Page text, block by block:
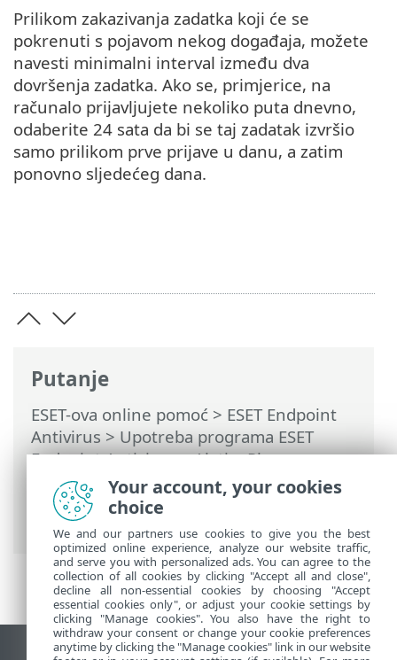
Putanje
ESET-ova online pomoć > ESET Endpoint
Antivirus>Upotreba programa ESET
Endpoint Antivirus>Alati>Planer>
Dijaloški prozori – planer > Vrijeme
pokretanja zadatka – pokretanje prilikom
događaja
Prilikom zakazivanja zadatka koji će se
pokrenuti s pojavom nekog događaja, možete
navesti minimalni interval između dva
dovršenja zadatka. Ako se, primjerice, na
računalo prijavljujete nekoliko puta dnevno,
odaberite 24 sata da bi se taj zadatak izvršio
samo prilikom prve prijave u danu, a zatim
ponovno sljedećeg dana.
Your account, your cookies
choice
We and our partners use cookies to give you the best
optimized online experience, analyze our website traffic,
and serve you with personalized ads. You can agree to the
collection of all cookies by clicking "Accept all and close",
decline all non-essential cookies by choosing "Accept
essential cookies only", or adjust your cookie settings by
clicking "Manage cookies". You also have the right to
withdraw your consent or change your cookie preferences
anytime by clicking the "Manage cookies" link in our website